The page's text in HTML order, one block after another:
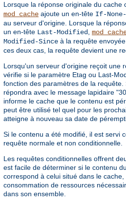
Lorsque la réponse originale du cache
mod_cache ajoute un en-tête If-
au serveur d'origine. Lorsque la
un en-tête Last-Modified
Modified-Since à la requête
ces deux cas, la requête devient une
Lorsqu'un serveur d'origine reçoit une
vérifie si le paramètre Etag ou Last-
fonction des paramètres de la requête.
répondra avec le message lapidaire
informe le cache que le contenu est
peut être utilisé tel quel pour les
atteigne à nouveau sa date de
Si le contenu a été modifié, il est servi
requête normale et non conditionnelle.
Les requêtes conditionnelles offrent
est facile de déterminer si le contenu
correspond à celui situé dans le
consommation de ressources
dans son ensemble.